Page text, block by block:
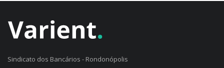
Sindicato dos Bancários - Rondonópolis